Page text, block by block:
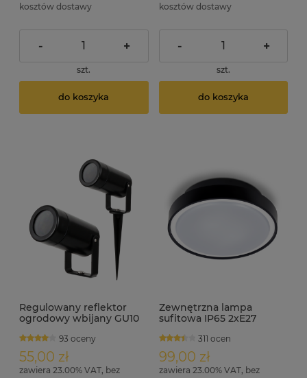
kosztów dostawy
- +
szt.
do koszyka
kosztów dostawy
- +
szt.
do koszyka
Regulowany reflektor
ogrodowy wbijany GU10
93 oceny
55,00 zł
zawiera 23.00% VAT, bez
Zewnętrzna lampa
sufitowa IP65 2xE27
311 ocen
99,00 zł
zawiera 23.00% VAT, bez